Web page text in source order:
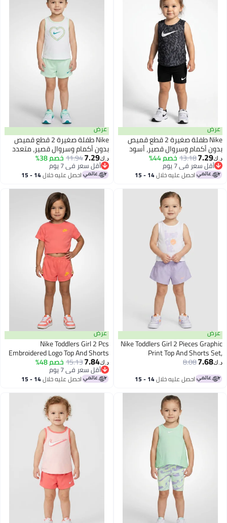
عرض
Nike طفلة صغيرة 2 قطع قميص
بدون أكمام وسروال قصير، أسود
د.ك‏7.29
13.18خصم 44%
أقل سعر في 7 يوم
أقل سعر في 7 يوماحصل عليه خلال 14 - 15
عرض
Nike طفلة صغيرة 2 قطع قميص
بدون أكمام وسروال قصير، متعدد
الألوان
د.ك‏7.29
11.94خصم 38%
أقل سعر في 7 يوم
أقل سعر في 7 يوماحصل عليه خلال 14 - 15
عرض
Nike Toddlers Girl 2 Pieces Graphic
Print Top And Shorts Set,
Multicolor
د.ك‏7.68
8.08
احصل عليه خلال 14 - 15
اغسطس
عرض
Nike Toddlers Girl 2 Pcs
Embroidered Logo Top And Shorts
Set, Bright Peach
د.ك‏7.84
15.13خصم 48%
أقل سعر في 7 يوم
أقل سعر في 7 يوماحصل عليه خلال 14 - 15
اغسطس